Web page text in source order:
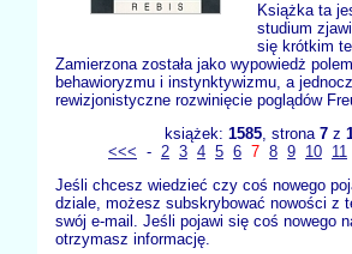
Książka ta
studium
się krótkim
Zamierzona została jako wypowiedż
behawioryzmu i instynktywizmu, a
rewizjonistyczne rozwinięcie poglądów
książek: 1585, strona 7z
<<< - 2 3 4 5 6 7 8 9 10 11
Jeśli chcesz wiedzieć czy coś nowego
dziale, możesz subskrybować nowości z
swój e-mail. Jeśli pojawi się coś nowego
otrzymasz informację.